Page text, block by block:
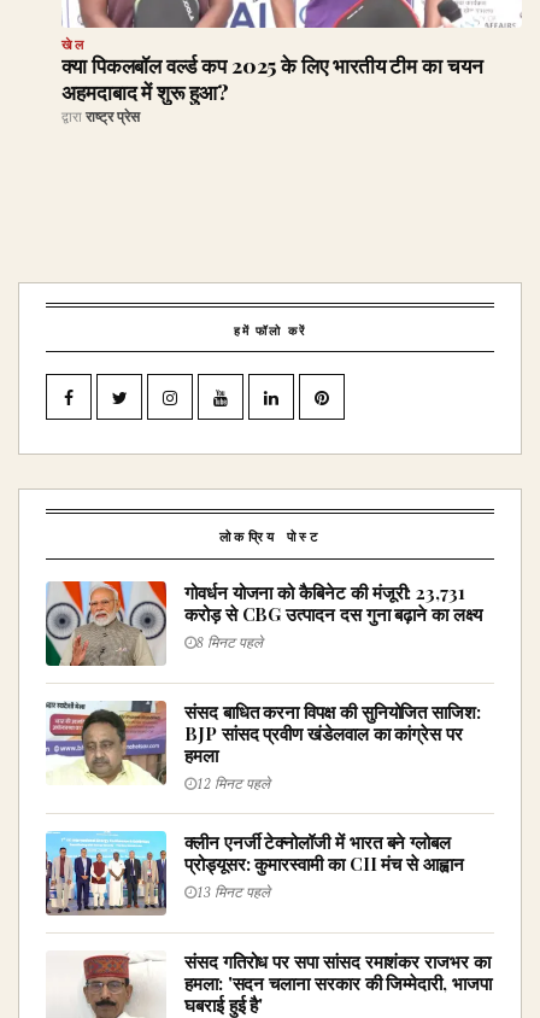
खेल
क्या पिकलबॉल वर्ल्ड कप 2025 के लिए भारतीय टीम का चयन
अहमदाबाद में शुरू हुआ?
द्वारा राष्ट्र प्रेस
हमें फॉलो करें
लोकप्रिय पोस्ट
गोवर्धन योजना को कैबिनेट की मंजूरी: ₹23,731
करोड़ से CBG उत्पादन दस गुना बढ़ाने का लक्ष्य
8 मिनट पहले
संसद बाधित करना विपक्ष की सुनियोजित साजिश:
BJP सांसद प्रवीण खंडेलवाल का कांग्रेस पर
हमला
12 मिनट पहले
क्लीन एनर्जी टेक्नोलॉजी में भारत बने ग्लोबल
प्रोड्यूसर: कुमारस्वामी का CII मंच से आह्वान
13 मिनट पहले
संसद गतिरोध पर सपा सांसद रमाशंकर राजभर का
हमला: 'सदन चलाना सरकार की जिम्मेदारी, भाजपा
घबराई हुई है'